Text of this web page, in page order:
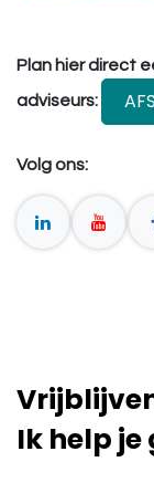
Plan hier direct
adviseurs:
Volg ons:
Ik help